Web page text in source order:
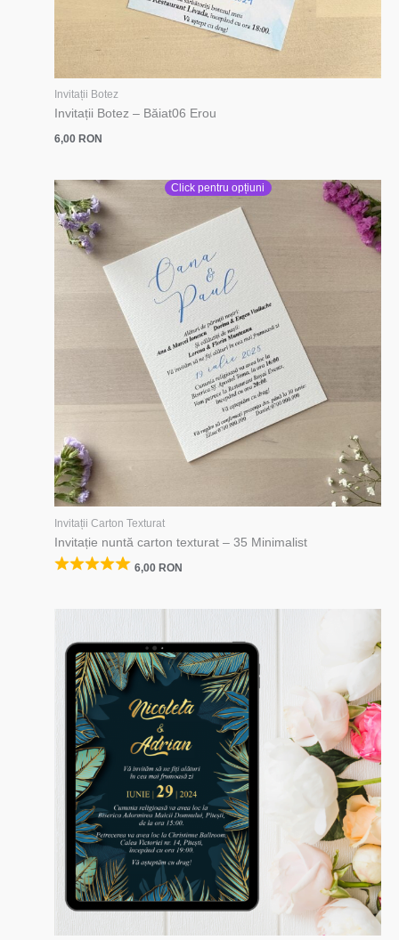
Invitații Botez
Invitații Botez – Băiat06 Erou
6,00 RON
Click pentru opțiuni
Invitații Carton Texturat
Invitație nuntă carton texturat – 35 Minimalist
6,00 RON